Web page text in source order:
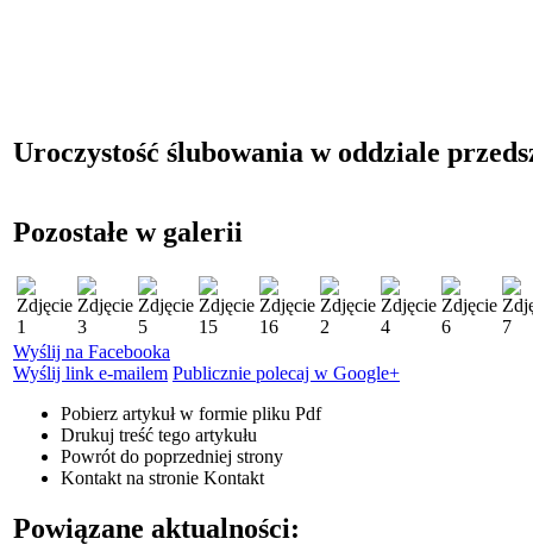
Uroczystość ślubowania w oddziale
Pozostałe w galerii
Wyślij na Facebooka
Wyślij link e-mailem Publicznie polecaj w Google+
Pobierz artykuł w formie pliku Pdf
Drukuj treść tego artykułu
Powrót do poprzedniej strony
Kontakt na stronie Kontakt
Powiązane aktualności: